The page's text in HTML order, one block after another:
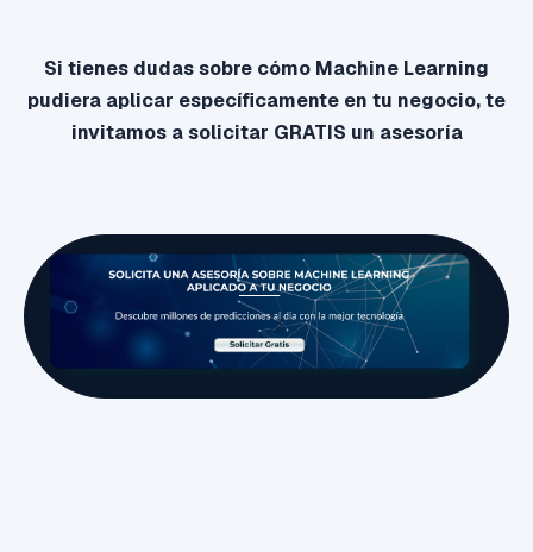
Si tienes dudas sobre cómo Machine Learning
pudiera aplicar específicamente en tu negocio, te
invitamos a solicitar GRATIS un asesoría